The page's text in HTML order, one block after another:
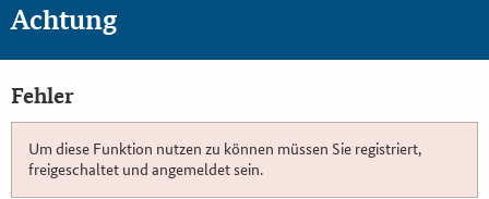
Achtung
Fehler
Um diese Funktion nutzen zu können müssen Sie registriert,
freigeschaltet und angemeldet sein.